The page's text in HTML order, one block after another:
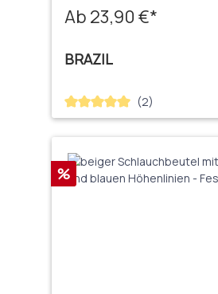
Ab 23,90 €*
BRAZIL
Durchschnittliche Bewertung
(2)
Rabatt
%